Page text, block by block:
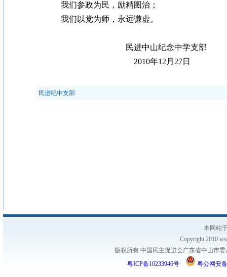
我们参政为民，励精图治；
我们以党为师，永远谦虚。
民进中山纪念中学支部
2010年12月27日
民进纪中支部
本网站
Copyright 2010
版权所有 中国民主促进会广东省中山市
粤ICP备10233946号
粤公网安